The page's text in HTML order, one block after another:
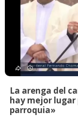
La arenga del
hay mejor lugar
parroquia»